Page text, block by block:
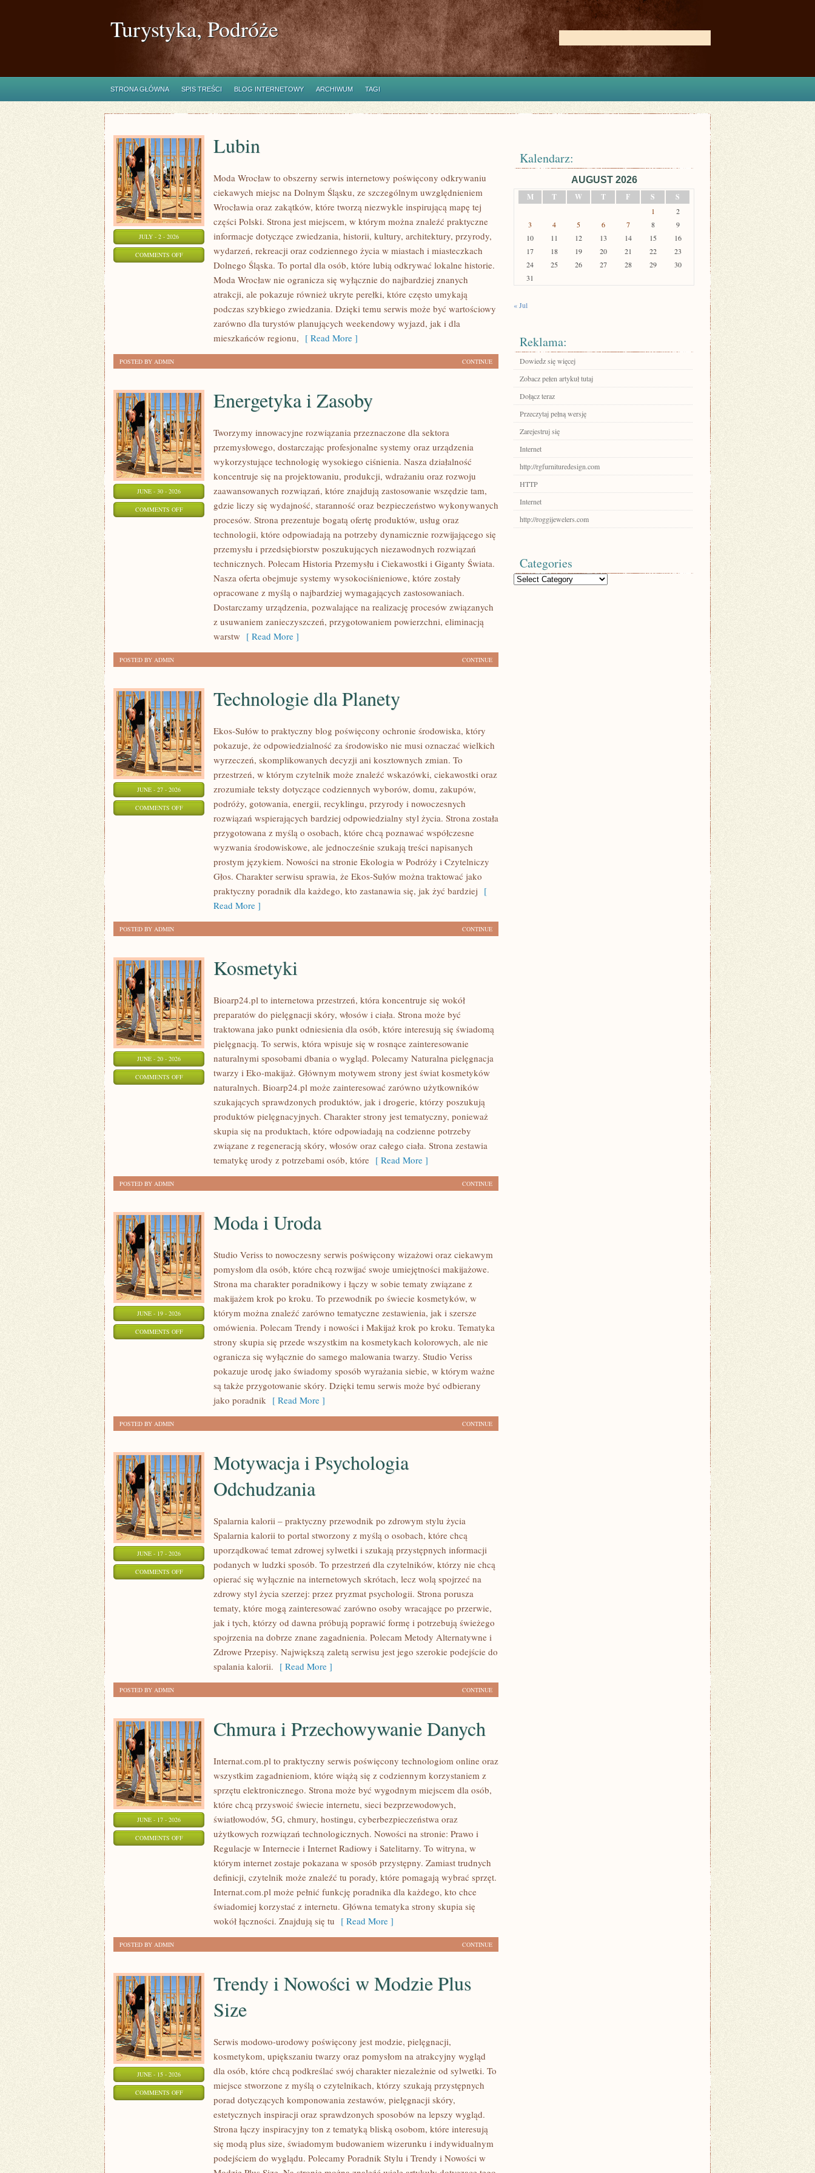
Turystyka, Podróże
STRONA GŁÓWNA SPIS TREŚCI BLOG INTERNETOWY ARCHIWUM TAGI
JULY - 2 - 2026
COMMENTS OFFON
Lubin
Moda Wrocław to obszerny serwis internetowy poświęcony odkrywaniu
ciekawych miejsc na Dolnym Śląsku, ze szczególnym uwzględnieniem
Wrocławia oraz zakątków, które tworzą niezwykle inspirującą mapę tej
części Polski. Strona jest miejscem, w którym można znaleźć praktyczne
informacje dotyczące zwiedzania, historii, kultury, architektury, przyrody,
wydarzeń, rekreacji oraz codziennego życia w miastach i miasteczkach
Dolnego Śląska. To portal dla osób, które lubią odkrywać lokalne historie.
Moda Wrocław nie ogranicza się wyłącznie do najbardziej znanych
atrakcji, ale pokazuje również ukryte perełki, które często umykają
podczas szybkiego zwiedzania. Dzięki temu serwis może być wartościowy
zarówno dla turystów planujących weekendowy wyjazd, jak i dla
mieszkańców regionu, [ Read More ]
CONTINUE
POSTED BY ADMIN
JUNE - 30 - 2026
COMMENTS OFFON
ENERGETYKA
Energetyka i Zasoby
Tworzymy innowacyjne rozwiązania przeznaczone dla sektora
przemysłowego, dostarczając profesjonalne systemy oraz urządzenia
wykorzystujące technologię wysokiego ciśnienia. Nasza działalność
koncentruje się na projektowaniu, produkcji, wdrażaniu oraz rozwoju
zaawansowanych rozwiązań, które znajdują zastosowanie wszędzie tam,
gdzie liczy się wydajność, staranność oraz bezpieczeństwo wykonywanych
procesów. Strona prezentuje bogatą ofertę produktów, usług oraz
technologii, które odpowiadają na potrzeby dynamicznie rozwijającego się
przemysłu i przedsiębiorstw poszukujących niezawodnych rozwiązań
technicznych. Polecam Historia Przemysłu i Ciekawostki i Giganty Świata.
Nasza oferta obejmuje systemy wysokociśnieniowe, które zostały
opracowane z myślą o najbardziej wymagających zastosowaniach.
Dostarczamy urządzenia, pozwalające na realizację procesów związanych
z usuwaniem zanieczyszczeń, przygotowaniem powierzchni, eliminacją
warstw [ Read More ]
CONTINUE
POSTED BY ADMIN
JUNE - 27 - 2026
COMMENTS OFFON
TECHNOLOGIE
Technologie dla Planety
Ekos-Sułów to praktyczny blog poświęcony ochronie środowiska, który
pokazuje, że odpowiedzialność za środowisko nie musi oznaczać wielkich
wyrzeczeń, skomplikowanych decyzji ani kosztownych zmian. To
przestrzeń, w którym czytelnik może znaleźć wskazówki, ciekawostki oraz
zrozumiałe teksty dotyczące codziennych wyborów, domu, zakupów,
podróży, gotowania, energii, recyklingu, przyrody i nowoczesnych
rozwiązań wspierających bardziej odpowiedzialny styl życia. Strona została
przygotowana z myślą o osobach, które chcą poznawać współczesne
wyzwania środowiskowe, ale jednocześnie szukają treści napisanych
prostym językiem. Nowości na stronie Ekologia w Podróży i Czytelniczy
Głos. Charakter serwisu sprawia, że Ekos-Sułów można traktować jako
praktyczny poradnik dla każdego, kto zastanawia się, jak żyć bardziej [
Read More ]
CONTINUE
POSTED BY ADMIN
JUNE - 20 - 2026
COMMENTS OFFON
KOSMETYKI
Kosmetyki
Bioarp24.pl to internetowa przestrzeń, która koncentruje się wokół
preparatów do pielęgnacji skóry, włosów i ciała. Strona może być
traktowana jako punkt odniesienia dla osób, które interesują się świadomą
pielęgnacją. To serwis, która wpisuje się w rosnące zainteresowanie
naturalnymi sposobami dbania o wygląd. Polecamy Naturalna pielęgnacja
twarzy i Eko-makijaż. Głównym motywem strony jest świat kosmetyków
naturalnych. Bioarp24.pl może zainteresować zarówno użytkowników
szukających sprawdzonych produktów, jak i drogerie, którzy poszukują
produktów pielęgnacyjnych. Charakter strony jest tematyczny, ponieważ
skupia się na produktach, które odpowiadają na codzienne potrzeby
związane z regeneracją skóry, włosów oraz całego ciała. Strona zestawia
tematykę urody z potrzebami osób, które [ Read More ]
CONTINUE
POSTED BY ADMIN
JUNE - 19 - 2026
COMMENTS OFFON
Moda i Uroda
Studio Veriss to nowoczesny serwis poświęcony wizażowi oraz ciekawym
pomysłom dla osób, które chcą rozwijać swoje umiejętności makijażowe.
Strona ma charakter poradnikowy i łączy w sobie tematy związane z
makijażem krok po kroku. To przewodnik po świecie kosmetyków, w
którym można znaleźć zarówno tematyczne zestawienia, jak i szersze
omówienia. Polecam Trendy i nowości i Makijaż krok po kroku. Tematyka
strony skupia się przede wszystkim na kosmetykach kolorowych, ale nie
ogranicza się wyłącznie do samego malowania twarzy. Studio Veriss
pokazuje urodę jako świadomy sposób wyrażania siebie, w którym ważne
są także przygotowanie skóry. Dzięki temu serwis może być odbierany
jako poradnik [ Read More ]
CONTINUE
POSTED BY ADMIN
JUNE - 17 - 2026
COMMENTS OFFON
MOTYWACJA
Motywacja i Psychologia
Odchudzania
Spalarnia kalorii – praktyczny przewodnik po zdrowym stylu życia
Spalarnia kalorii to portal stworzony z myślą o osobach, które chcą
uporządkować temat zdrowej sylwetki i szukają przystępnych informacji
podanych w ludzki sposób. To przestrzeń dla czytelników, którzy nie chcą
opierać się wyłącznie na internetowych skrótach, lecz wolą spojrzeć na
zdrowy styl życia szerzej: przez pryzmat psychologii. Strona porusza
tematy, które mogą zainteresować zarówno osoby wracające po przerwie,
jak i tych, którzy od dawna próbują poprawić formę i potrzebują świeżego
spojrzenia na dobrze znane zagadnienia. Polecam Metody Alternatywne i
Zdrowe Przepisy. Największą zaletą serwisu jest jego szerokie podejście do
spalania kalorii. [ Read More ]
CONTINUE
POSTED BY ADMIN
JUNE - 17 - 2026
COMMENTS OFFON
PRZECHOWYWANIE
Chmura i Przechowywanie Danych
Internat.com.pl to praktyczny serwis poświęcony technologiom online oraz
wszystkim zagadnieniom, które wiążą się z codziennym korzystaniem z
sprzętu elektronicznego. Strona może być wygodnym miejscem dla osób,
które chcą przyswoić świecie internetu, sieci bezprzewodowych,
światłowodów, 5G, chmury, hostingu, cyberbezpieczeństwa oraz
użytkowych rozwiązań technologicznych. Nowości na stronie: Prawo i
Regulacje w Internecie i Internet Radiowy i Satelitarny. To witryna, w
którym internet zostaje pokazana w sposób przystępny. Zamiast trudnych
definicji, czytelnik może znaleźć tu porady, które pomagają wybrać sprzęt.
Internat.com.pl może pełnić funkcję poradnika dla każdego, kto chce
świadomiej korzystać z internetu. Główna tematyka strony skupia się
wokół łączności. Znajdują się tu [ Read More ]
CONTINUE
POSTED BY ADMIN
JUNE - 15 - 2026
COMMENTS OFFON
Trendy i Nowości w Modzie Plus
Size
Serwis modowo-urodowy poświęcony jest modzie, pielęgnacji,
kosmetykom, upiększaniu twarzy oraz pomysłom na atrakcyjny wygląd
dla osób, które chcą podkreślać swój charakter niezależnie od sylwetki. To
miejsce stworzone z myślą o czytelnikach, którzy szukają przystępnych
porad dotyczących komponowania zestawów, pielęgnacji skóry,
estetycznych inspiracji oraz sprawdzonych sposobów na lepszy wygląd.
Strona łączy inspiracyjny ton z tematyką bliską osobom, które interesują
się modą plus size, świadomym budowaniem wizerunku i indywidualnym
podejściem do wyglądu. Polecamy Poradnik Stylu i Trendy i Nowości w
Kalendarz:
AUGUST 2026
M
T W T F S S
1
2
3
4 5 6 7 8
9
10
11 12 13 14 15
16
17
18 19 20 21 22
23
24
25 26 27 28 29
30
31
« Jul
Reklama:
Dowiedz się więcej
Zobacz pełen artykuł tutaj
Dołącz teraz
Przeczytaj pełną wersję
Zarejestruj się
Internet
http://rgfurnituredesign.com
HTTP
Internet
http://roggijewelers.com
Categories
Categories